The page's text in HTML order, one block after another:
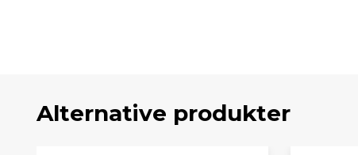
Alternative produkter